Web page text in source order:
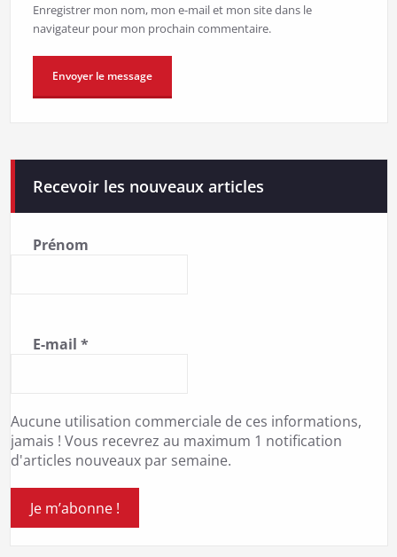
Enregistrer mon nom, mon e-mail et mon site dans le
navigateur pour mon prochain commentaire.
Recevoir les nouveaux articles
Prénom
E-mail *
Aucune utilisation commerciale de ces informations,
jamais ! Vous recevrez au maximum 1 notification
d'articles nouveaux par semaine.